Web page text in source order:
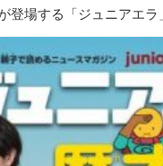
登場する「ジュニアエラ